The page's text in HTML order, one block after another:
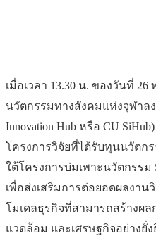
เมื่อเวลา 13.30 น. ของวันที่
นวัตกรรมทางสังคมแห่งจุฬาล
Innovation Hub หรือ CU
โครงการวิจัยที่ได้รับทุนนวัตก
ใต้โครงการบ่มเพาะนวัตกรรม
เพื่อส่งเสริมการต่อยอดผลงา
โมเดลธุรกิจที่สามารถสร้างผ
แวดล้อม และเศรษฐกิจอย่างยั่